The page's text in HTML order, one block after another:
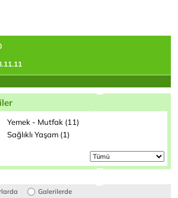
Yemek - Mutfak (11)
Sağlıklı Yaşam (1)
Galerilerde